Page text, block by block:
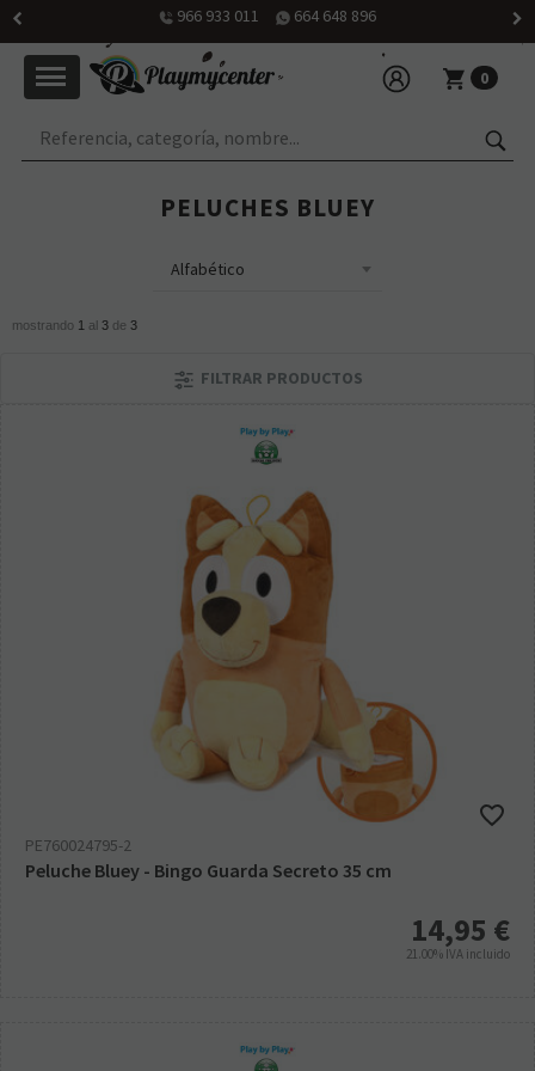
966 933 011 664 648 896
0
PELUCHES BLUEY
mostrando 1 al 3 de 3
FILTRAR PRODUCTOS
PE760024795-2
Peluche Bluey - Bingo Guarda Secreto 35 cm
14,95 €
21.00% IVA incluido